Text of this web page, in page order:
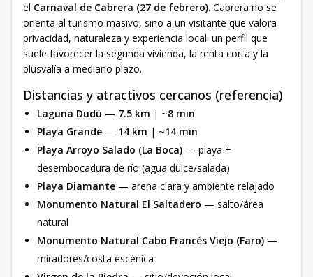
el Carnaval de Cabrera (27 de febrero). Cabrera no se
orienta al turismo masivo, sino a un visitante que valora
privacidad, naturaleza y experiencia local: un perfil que
suele favorecer la segunda vivienda, la renta corta y la
plusvalía a mediano plazo.
Distancias y atractivos cercanos (referencia)
Laguna Dudú — 7.5 km | ~8 min
Playa Grande — 14 km | ~14 min
Playa Arroyo Salado (La Boca) — playa +
desembocadura de río (agua dulce/salada)
Playa Diamante — arena clara y ambiente relajado
Monumento Natural El Saltadero — salto/área
natural
Monumento Natural Cabo Francés Viejo (Faro) —
miradores/costa escénica